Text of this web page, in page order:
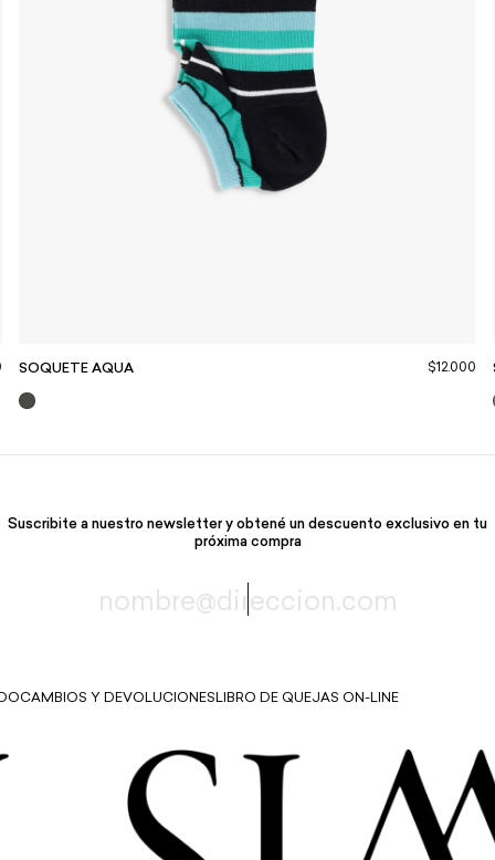
SOQUETE AQUA $12.000
Suscribite a nuestro newsletter y obtené un descuento exclusivo en tu
próxima compra
CAMBIOS Y DEVOLUCIONES LIBRO DE QUEJAS ON-LINE